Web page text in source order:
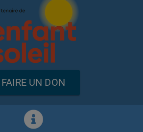
FAIRE UN DON